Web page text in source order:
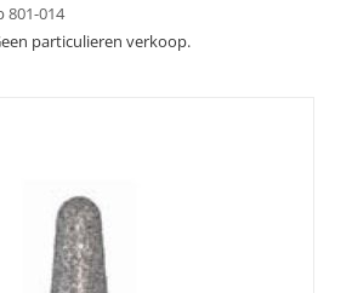
801-014
particulieren verkoop.